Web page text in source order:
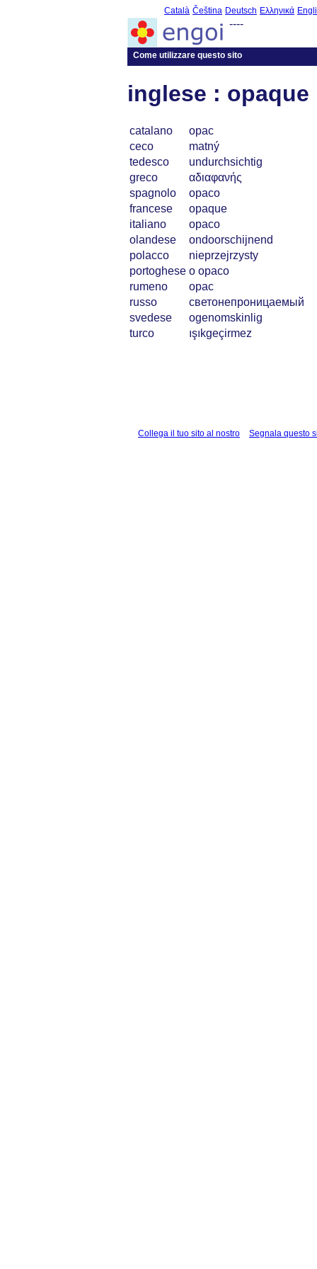
Català Čeština Deutsch Ελληνικά
----
Come utilizzare questo sito
inglese : opaque
catalano
opac
ceco
matný
tedesco
undurchsichtig
greco
αδιαφανής
spagnolo
opaco
francese
opaque
italiano
opaco
olandese
ondoorschijnend
polacco
nieprzejrzysty
portoghese o opaco
rumeno
opac
russo
светонепроницаемый
svedese
ogenomskinlig
turco
ışıkgeçirmez
Collega il tuo sito al nostro Segnala questo